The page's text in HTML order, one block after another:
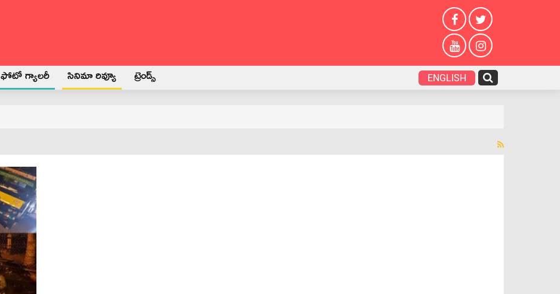
ఫోటో గ్యాలరీ సినిమా రివ్యూ ట్రెండ్స్ ENGLISH